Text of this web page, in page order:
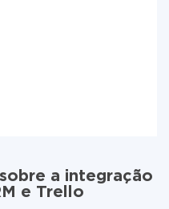
a integração
e Trello